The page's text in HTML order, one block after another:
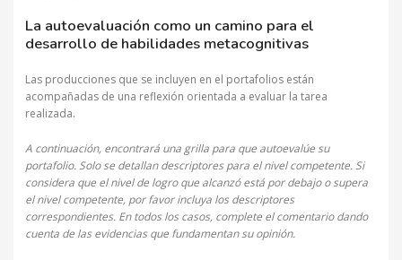
La autoevaluación como un camino para el
desarrollo de habilidades metacognitivas
Las producciones que se incluyen en el portafolios están
acompañadas de una reflexión orientada a evaluar la tarea
realizada.
A continuación, encontrará una grilla para que autoevalúe su
portafolio. Solo se detallan descriptores para el nivel competente. Si
considera que el nivel de logro que alcanzó está por debajo o supera
el nivel competente, por favor incluya los descriptores
correspondientes. En todos los casos, complete el comentario dando
cuenta de las evidencias que fundamentan su opinión.